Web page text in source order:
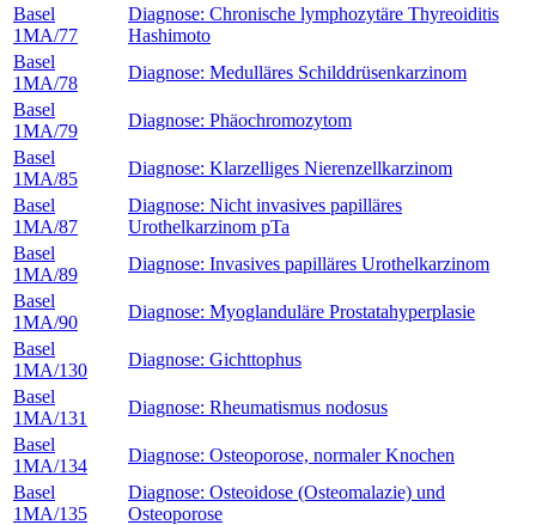
Basel
1MA/77
Diagnose: Chronische lymphozytäre Thyreoiditis
Hashimoto
Basel
1MA/78
Diagnose: Medulläres Schilddrüsenkarzinom
Basel
1MA/79
Diagnose: Phäochromozytom
Basel
1MA/85
Diagnose: Klarzelliges Nierenzellkarzinom
Basel
1MA/87
Diagnose: Nicht invasives papilläres
Urothelkarzinom pTa
Basel
1MA/89
Diagnose: Invasives papilläres Urothelkarzinom
Basel
1MA/90
Diagnose: Myoglanduläre Prostatahyperplasie
Basel
1MA/130
Diagnose: Gichttophus
Basel
1MA/131
Diagnose: Rheumatismus nodosus
Basel
1MA/134
Diagnose: Osteoporose, normaler Knochen
Basel
1MA/135
Diagnose: Osteoidose (Osteomalazie) und
Osteoporose